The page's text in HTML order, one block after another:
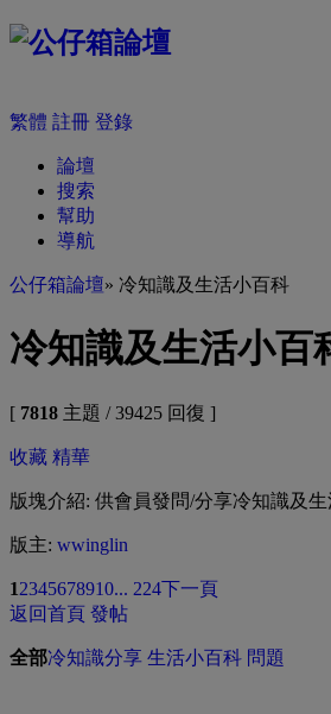
繁體 註冊 登錄
論壇
搜索
幫助
導航
公仔箱論壇» 冷知識及生活小百科
冷知識及生活小百
[ 7818 主題 / 39425 回復 ]
收藏 精華
版塊介紹: 供會員發問/分享冷知識及
版主: wwinglin
12345678910... 224下一頁
返回首頁 發帖
全部冷知識分享 生活小百科 問題